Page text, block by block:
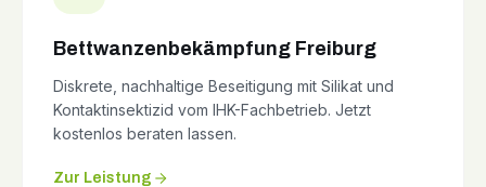
Bettwanzenbekämpfung Freiburg
Diskrete, nachhaltige Beseitigung mit Silikat und
Kontaktinsektizid vom IHK-Fachbetrieb. Jetzt
kostenlos beraten lassen.
Zur Leistung